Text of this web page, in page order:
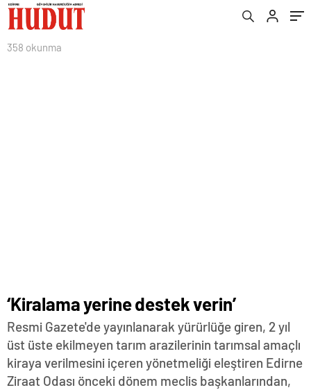
358 okunma
‘Kiralama yerine destek verin’
Resmi Gazete'de yayınlanarak yürürlüğe giren, 2 yıl
üst üste ekilmeyen tarım arazilerinin tarımsal amaçlı
kiraya verilmesini içeren yönetmeliği eleştiren Edirne
Ziraat Odası önceki dönem meclis başkanlarından,